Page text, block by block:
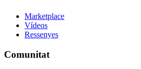
Marketplace
Vídeos
Ressenyes
Comunitat